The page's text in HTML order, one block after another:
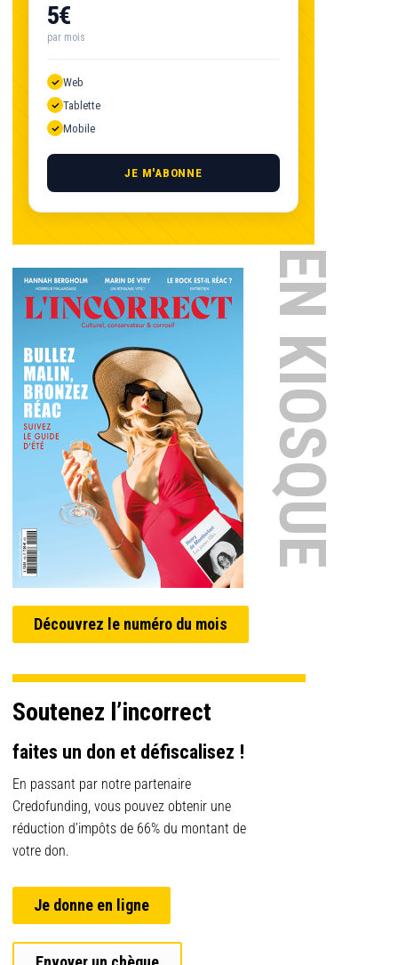
5€
par mois
Web
Tablette
Mobile
JE M'ABONNE
EN KIOSQUE
Découvrez le numéro du mois
Soutenez l’incorrect
faites un don et défiscalisez !
En passant par notre partenaire
Credofunding, vous pouvez obtenir une
réduction d’impôts de 66% du montant de
votre don.
Je donne en ligne